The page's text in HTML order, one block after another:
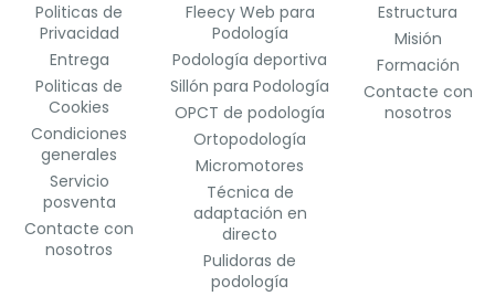
Politicas de
Privacidad
Entrega
Politicas de
Cookies
Condiciones
generales
Servicio
posventa
Contacte con
nosotros
Fleecy Web para
Podología
Podología deportiva
Sillón para Podología
OPCT de podología
Ortopodología
Micromotores
Técnica de
adaptación en
directo
Pulidoras de
podología
Estructura
Misión
Formación
Contacte con
nosotros